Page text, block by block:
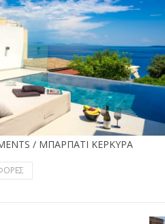
/ ΜΠΑΡΠΑΤΙ ΚΕΡΚΥΡΑ